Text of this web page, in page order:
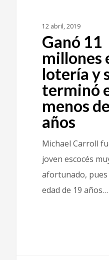
12 abril, 2019
Ganó 11
millones
lotería y
terminó
menos
años
Michael Carroll
joven escocés
afortunado, pues
edad de 19 años…